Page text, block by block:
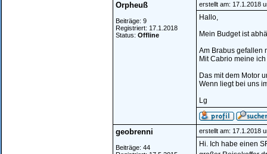
Orpheuß
Beiträge: 9
Registriert: 17.1.2018
Status: Offline
erstellt am: 17.1.2018
Hallo,
Mein Budget ist
Am Brabus gefallen
Mit Cabrio meine
Das mit dem Motor
Wenn liegt bei uns
Lg
geobrenni
Beiträge: 44
erstellt am: 17.1.2018
Hi. Ich habe einen